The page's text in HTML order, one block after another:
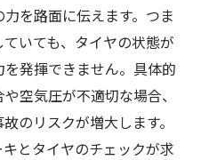
を路面に伝えます。つま
いても、タイヤの状態が
発揮できません。具体的
空気圧が不適切な場合、
のリスクが増大します。
とタイヤのチェックが求